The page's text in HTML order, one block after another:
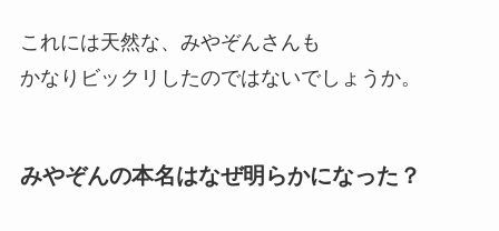
これには天然な、みやぞんさんも
かなりビックリしたのではないでしょうか。
みやぞんの本名はなぜ明らかになった？